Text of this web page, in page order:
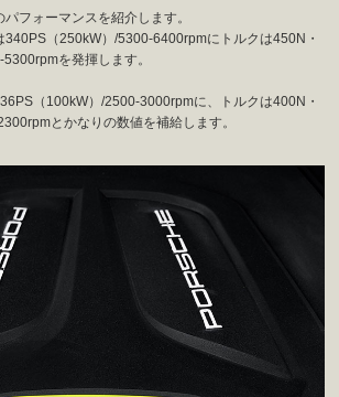
フォーマンスを紹介します。
340PS（250kW）/5300-6400rpmにトルクは450N・
を発揮します。
（100kW）/2500-3000rpmに、トルクは400N・
とかなりの数値を補給します。